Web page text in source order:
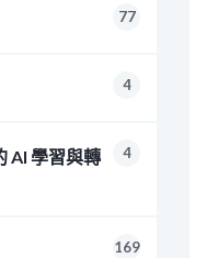
77
4
AI 學習與轉
4
169